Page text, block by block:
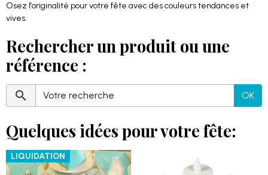
Osez l'originalité pour votre fête avec des couleurs tendances et
vives.
Rechercher un produit ou une
référence :
OK
Quelques idées pour votre fête:
LIQUIDATION